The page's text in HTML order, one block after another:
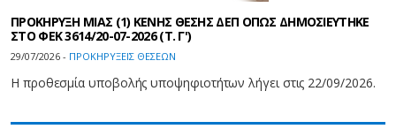
ΠΡΟΚΗΡΥΞΗ ΜΙΑΣ (1) ΚΕΝΗΣ ΘΕΣΗΣ ΔΕΠ ΟΠΩΣ ΔΗΜΟΣΙΕΥΤΗΚΕ
ΣΤΟ ΦΕΚ 3614/20-07-2026 (Τ. Γ')
29/07/2026 - ΠΡΟΚΗΡΥΞΕΙΣ ΘΕΣΕΩΝ
Η προθεσμία υποβολής υποψηφιοτήτων λήγει στις 22/09/2026.